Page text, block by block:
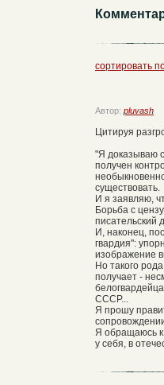
сортировать
Автор: pluvash
Цитируя
"Я доказываю
получен
существовать.
И я заявляю,
Борьба с
писательский
И, наконец,
гвардия":
изображение
Но такого
получает -
СССР...
Я прошу
Я обращаюсь к
у себя, в